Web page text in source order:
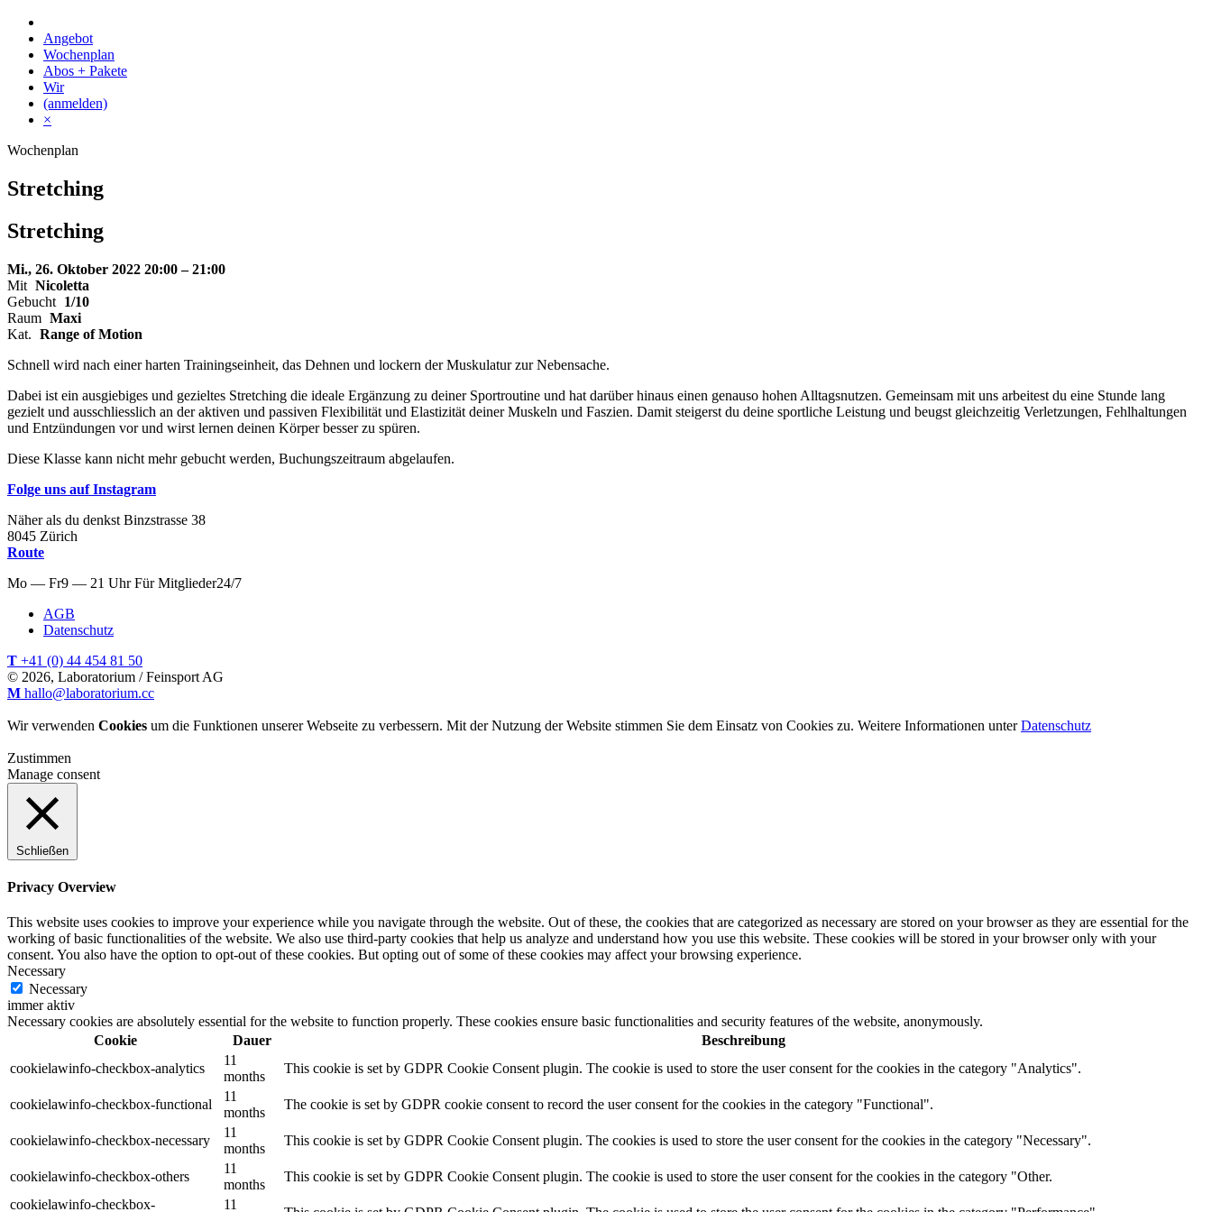
Skip
content
Angebot
Wochenplan
Abos + Pakete
Wir
(anmelden)
×
Wochenplan
Stretching
Stretching
Mi., 26. Oktober 2022 20:00 – 21:00
Mit Nicoletta
Gebucht 1/10
Raum Maxi
Kat. Range of Motion
Schnell wird nach einer harten Trainingseinheit, das Dehnen und lockern der Muskulatur zur Nebensache.
Dabei ist ein ausgiebiges und gezieltes Stretching die ideale Ergänzung zu deiner Sportroutine und hat darüber hinaus einen genauso hohen Alltagsnutzen. Gemeinsam mit uns arbeitest du eine Stunde lang
gezielt und ausschliesslich an der aktiven und passiven Flexibilität und Elastizität deiner Muskeln und Faszien. Damit steigerst du deine sportliche Leistung und beugst gleichzeitig Verletzungen, Fehlhaltungen
und Entzündungen vor und wirst lernen deinen Körper besser zu spüren.
Diese Klasse kann nicht mehr gebucht werden, Buchungszeitraum abgelaufen.
Folge uns auf Instagram
Näher als du denkst Binzstrasse 38
8045 Zürich
Route
Mo — Fr9 — 21 Uhr Für Mitglieder24/7
AGB
Datenschutz
T +41 (0) 44 454 81 50
© 2026, Laboratorium / Feinsport AG
M hallo@laboratorium.cc
Wir verwenden Cookies um die Funktionen unserer Webseite zu verbessern. Mit der Nutzung der Website stimmen Sie dem Einsatz von Cookies zu. Weitere Informationen unterDatenschutz
Zustimmen
Manage consent
Schließen
Privacy Overview
This website uses cookies to improve your experience while you navigate through the website. Out of these, the cookies that are categorized as necessary are stored on your browser as they are essential for the
working of basic functionalities of the website. We also use third-party cookies that help us analyze and understand how you use this website. These cookies will be stored in your browser only with your
consent. You also have the option to opt-out of these cookies. But opting out of some of these cookies may affect your browsing experience.
Necessary
Necessary
immer aktiv
Necessary cookies are absolutely essential for the website to function properly. These cookies ensure basic functionalities and security features of the website, anonymously.
Cookie
Dauer
Beschreibung
cookielawinfo-checkbox-analytics
11
months
This cookie is set by GDPR Cookie Consent plugin. The cookie is used to store the user consent for the cookies in the category "Analytics".
cookielawinfo-checkbox-functional
11
months
The cookie is set by GDPR cookie consent to record the user consent for the cookies in the category "Functional".
cookielawinfo-checkbox-necessary
11
months
This cookie is set by GDPR Cookie Consent plugin. The cookies is used to store the user consent for the cookies in the category "Necessary".
cookielawinfo-checkbox-others
11
months
This cookie is set by GDPR Cookie Consent plugin. The cookie is used to store the user consent for the cookies in the category "Other.
cookielawinfo-checkbox-
11